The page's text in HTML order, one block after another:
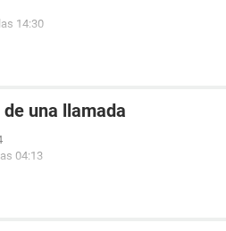
14:30
una llamada
04:13